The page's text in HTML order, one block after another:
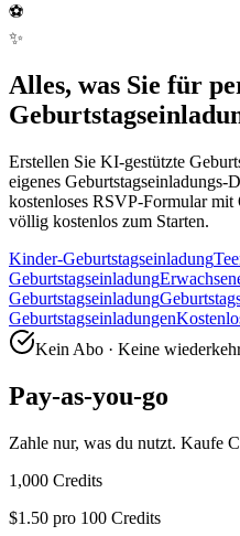
⚽
✨
Alles, was Sie für
Erstellen Sie KI-gestützte
eigenes Geburtstagseinladungs-
kostenloses RSVP-Formular
völlig kostenlos zum Starten.
Kinder-Geburtstagseinladung
Geburtstagseinladung
Geburtstagseinladung
Geburtstagseinladungen
Kein Abo · Keine
Pay-as-you-go
Zahle nur, was du nutzt. Kaufe
1,000 Credits
$1.50 pro 100 Credits